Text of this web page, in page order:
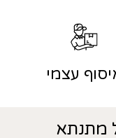
עצמי
מתנתא